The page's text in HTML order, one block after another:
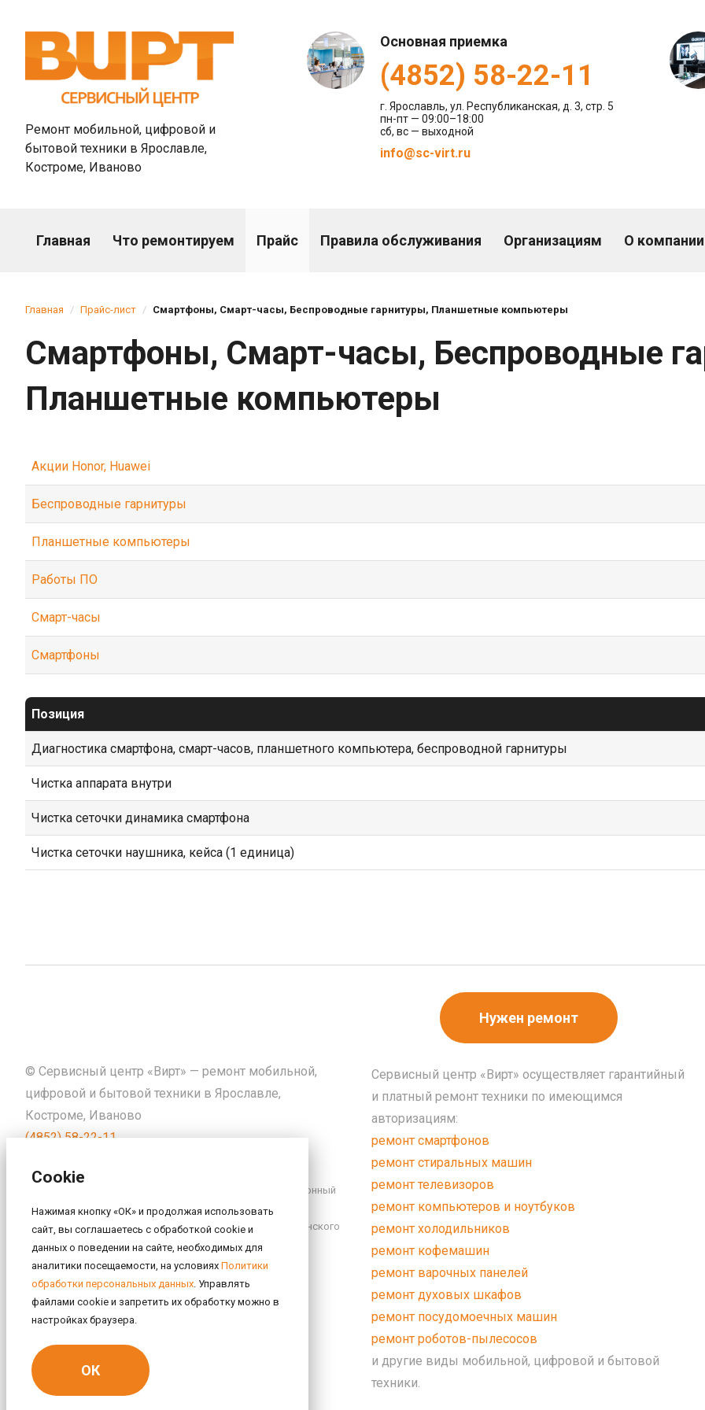
Ремонт мобильной, цифровой и
бытовой техники в Ярославле,
Костроме, Иваново
Основная приемка
(4852) 58-22-11
г. Ярославль, ул. Республиканская, д. 3, стр. 5
пн-пт — 09:00–18:00
сб, вс — выходной
info@sc-virt.ru
Главная Что ремонтируем Прайс Правила обслуживания Организациям О компании
Главная Прайс-лист Смартфоны, Смарт-часы, Беспроводные гарнитуры, Планшетные компьютеры
Смартфоны, Смарт-часы, Беспроводные
Планшетные компьютеры
Акции Honor, Huawei
Беспроводные гарнитуры
Планшетные компьютеры
Работы ПО
Смарт-часы
Смартфоны
Позиция
Диагностика смартфона, смарт-часов, планшетного компьютера, беспроводной гарнитуры
Чистка аппарата внутри
Чистка сеточки динамика смартфона
Чистка сеточки наушника, кейса (1 единица)
Нужен ремонт
© Сервисный центр «Вирт» — ремонт мобильной,
цифровой и бытовой техники в Ярославле,
Костроме, Иваново
(4852) 58-22-11
Сайт и его содержимое носят исключительно информационный
характер и ни при каких условиях не являются публичной
офертой, определяемой положениями Статьи 437 Гражданского
кодекса РФ.
Политика обработки персональных данных
Сервисный центр «Вирт» осуществляет гарантийный
и платный ремонт техники по имеющимся
авторизациям:
ремонт смартфонов
ремонт стиральных машин
ремонт телевизоров
ремонт компьютеров и ноутбуков
ремонт холодильников
ремонт кофемашин
ремонт варочных панелей
ремонт духовых шкафов
ремонт посудомоечных машин
ремонт роботов-пылесосов
и другие виды мобильной, цифровой и бытовой
техники.
Cookie
Нажимая кнопку «ОК» и продолжая использовать
сайт, вы соглашаетесь с обработкой cookie и
данных о поведении на сайте, необходимых для
аналитики посещаемости, на условиях Политики
обработки персональных данных . Управлять
файлами cookie и запретить их обработку можно в
настройках браузера.
ОК